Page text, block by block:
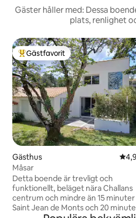
Gäster håller med: Dessa
plats, renlighet
Populär gästfavorit
Gästfavorit
Gästhus
Måsar
Detta boende är trevligt och
funktionellt, beläget nära Challans
centrum och mindre än 15
Saint Jean de Monts och 20